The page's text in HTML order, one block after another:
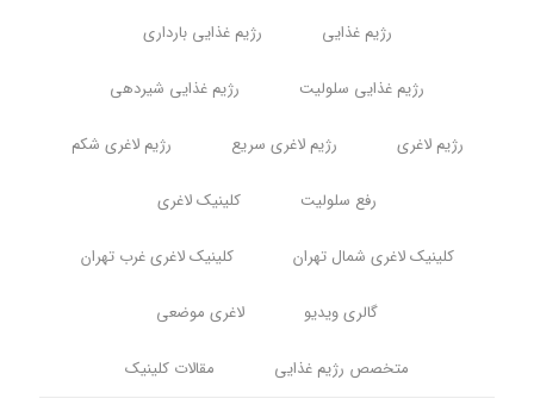
رژیم غذایی رژیم غذایی بارداری
رژیم غذایی سلولیت رژیم غذایی شیردهی
رژیم لاغری رژیم لاغری سریع رژیم لاغری شکم
رفع سلولیت کلینیک لاغری
کلینیک لاغری شمال تهران کلینیک لاغری غرب تهران
گالری ویدیو لاغری موضعی
متخصص رژیم غذایی مقالات کلینیک